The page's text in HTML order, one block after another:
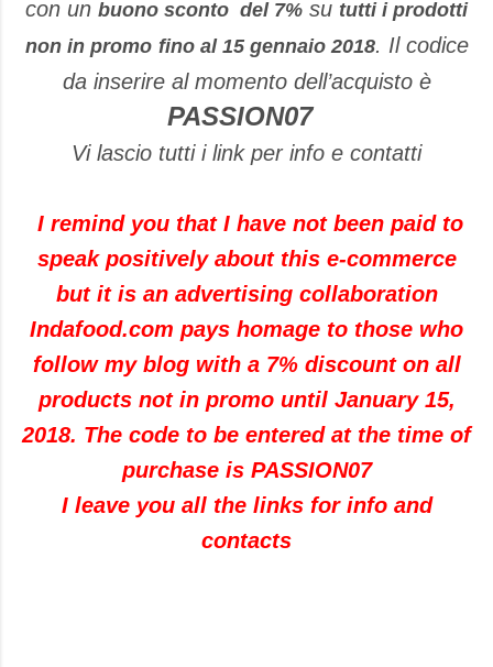
con un buono sconto del 7% su tutti i prodotti
non in promo fino al 15 gennaio 2018. Il codice
da inserire al momento dell’acquisto è
PASSION07
Vi lascio tutti i link per info e contatti
I remind you that I have not been paid to
speak positively about this e-commerce
but it is an advertising collaboration
Indafood.com pays homage to those who
follow my blog with a 7% discount on all
products not in promo until January 15,
2018. The code to be entered at the time of
purchase is PASSION07
I leave you all the links for info and
contacts